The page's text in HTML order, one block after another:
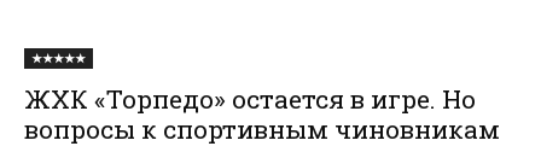
★★★★★
ЖХК «Торпедо» остается в игре. Но
вопросы к спортивным чиновникам